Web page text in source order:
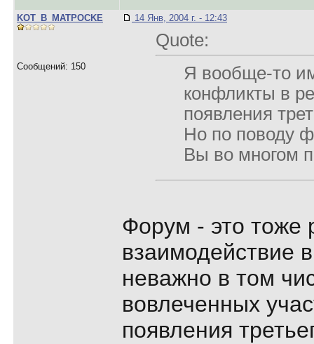
KOT_B_MATPOCKE
Сообщений: 150
14 Янв, 2004 г. - 12:43
Quote:
Я вообще-то
конфликты в
появления
Но по поводу
Вы во многом
Форум - это тоже
взаимодействие
неважно в том
вовлеченных
появления